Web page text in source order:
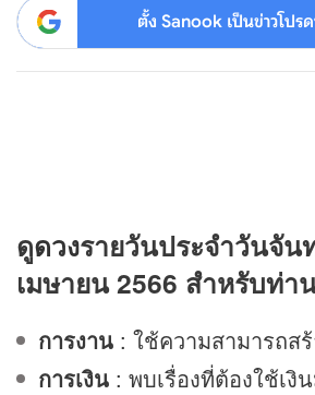
ตั้ง Sanook เป็นข่าวโป
ดูดวงรายวันประจำวันจัน
เมษายน 2566 สำหรับท่า
การงาน : ใช้ความสามารถส
การเงิน : พบเรื่องที่ต้องใช้เงิ